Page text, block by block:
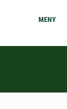
MENY